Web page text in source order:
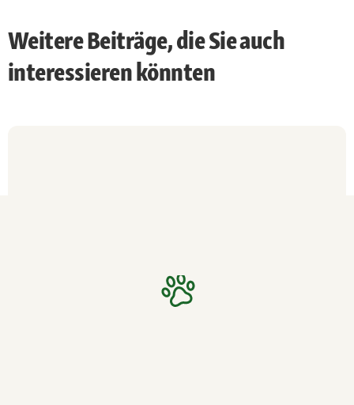
Weitere Beiträge, die Sie auch
interessieren könnten